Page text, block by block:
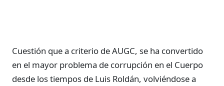
Cuestión que a criterio de AUGC, se ha convertido
en el mayor problema de corrupción en el Cuerpo
desde los tiempos de Luis Roldán, volviéndose a